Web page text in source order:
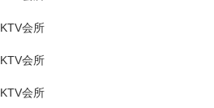
会所
会所
会所